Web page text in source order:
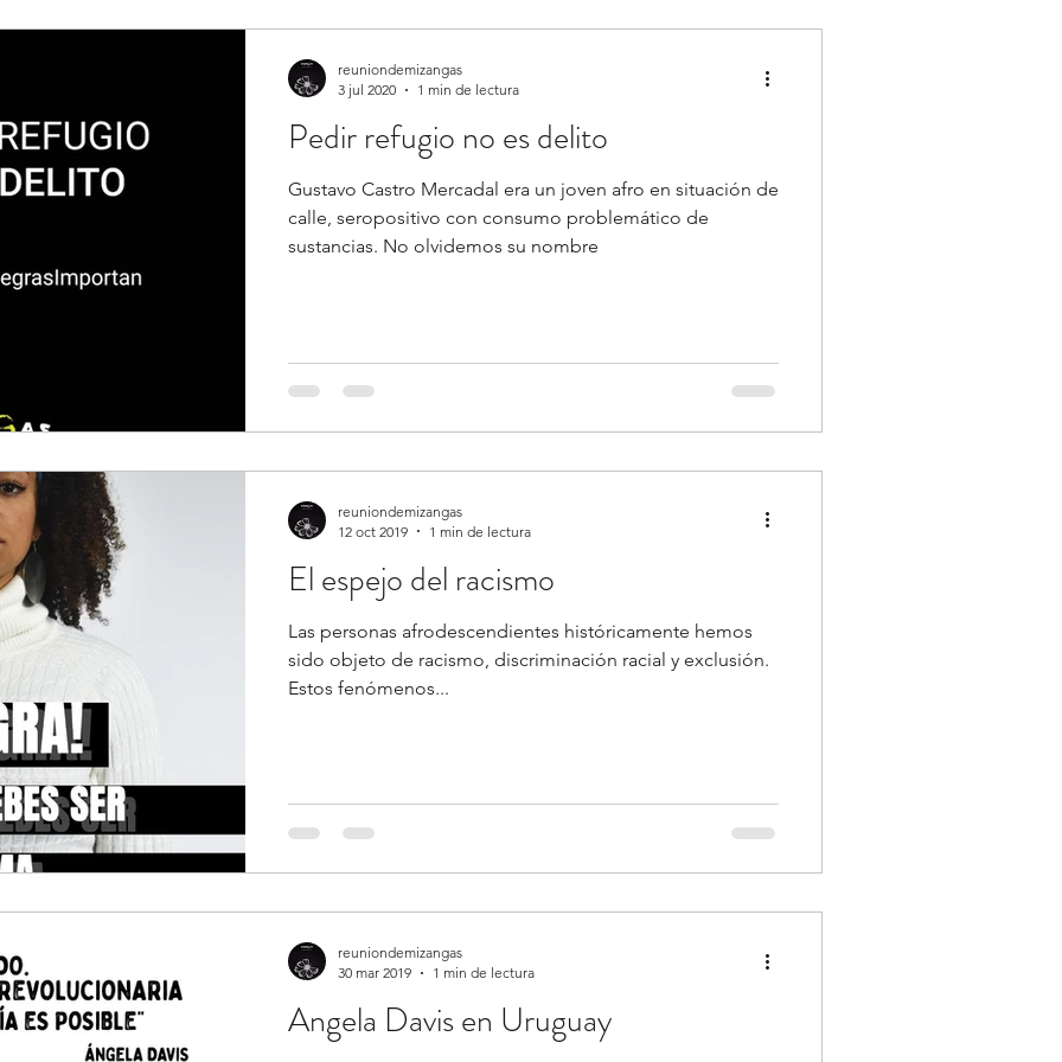
Pedir refugio no es delito
Gustavo Castro Mercadal era un joven afro en situación de
calle, seropositivo con consumo problemático de
sustancias. No olvidemos su nombre
reuniondemizangas
3 jul 2020
1 min de lectura
El espejo del racismo
Las personas afrodescendientes históricamente hemos
sido objeto de racismo, discriminación racial y exclusión.
Estos fenómenos...
reuniondemizangas
12 oct 2019
1 min de lectura
Angela Davis en Uruguay
reuniondemizangas
30 mar 2019
1 min de lectura